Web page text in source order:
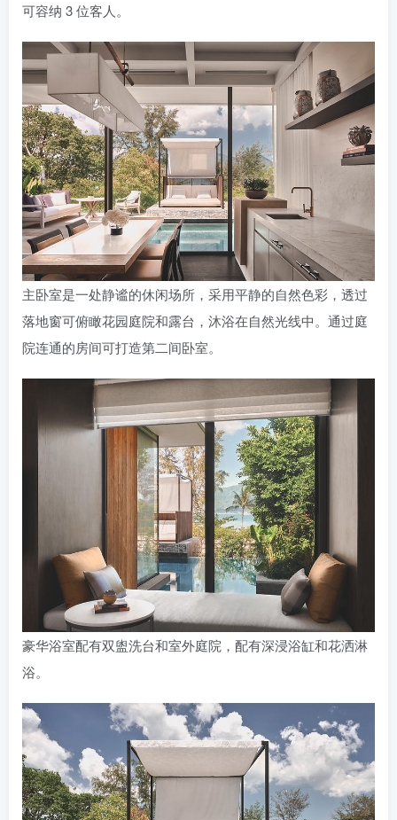
可容纳 3 位客人。
主卧室是一处静谧的休闲场所，采用平静的自然色彩，透过
落地窗可俯瞰花园庭院和露台，沐浴在自然光线中。通过庭
院连通的房间可打造第二间卧室。
豪华浴室配有双盥洗台和室外庭院，配有深浸浴缸和花洒淋
浴。